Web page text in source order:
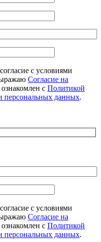
с условиями
Согласие на
ознакомлен с Политикой
персональных данных.
с условиями
Согласие на
ознакомлен с Политикой
персональных данных.